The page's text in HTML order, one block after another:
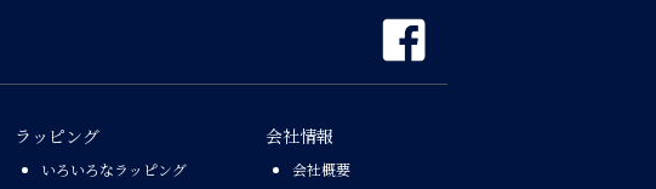
ラッピング
いろいろなラッピング
会社情報
会社概要